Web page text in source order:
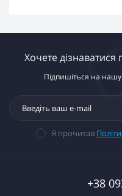
Хочете
Підпишіться на нашу
Я прочитав
+38